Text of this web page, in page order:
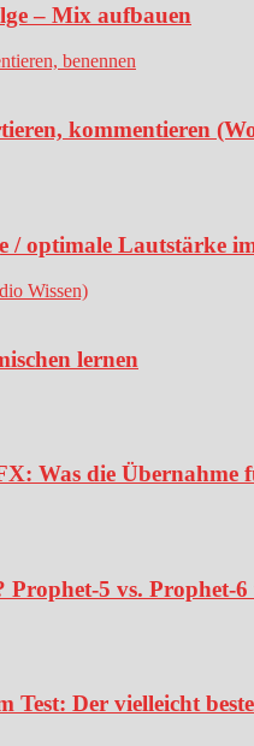
– Mix aufbauen
kommentieren
/ optimale Lautstärke
lernen
Was die Übernahme
Prophet-5 vs. Prophet-
Test: Der vielleicht